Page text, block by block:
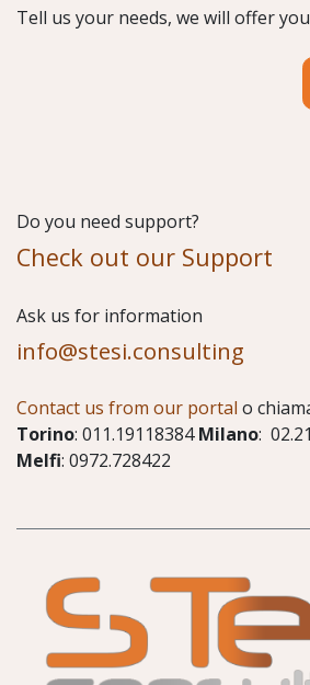
Tell us your needs, we will offer
Do you need support?
Check out our Support
​Ask us for information
info@stesi.consulting
Contact us from our portal o
Torino: 011.19118384Milano:
Melfi: 0972.728422